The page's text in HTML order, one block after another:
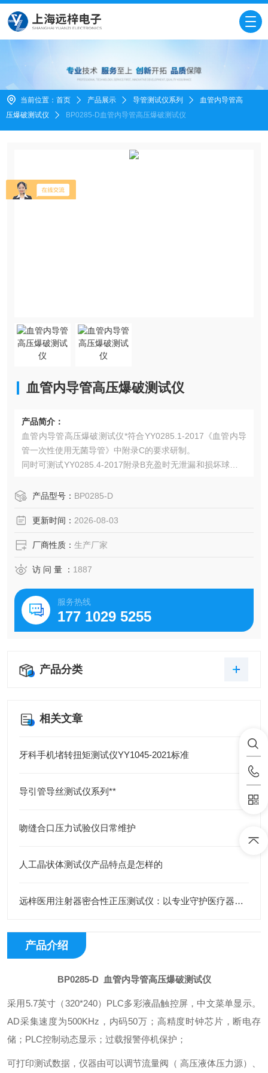
当前位置： 首页 产品展示 导管测试仪系列
血管内导管高
压爆破测试仪
BP0285-D血管内导管高压爆破测试仪
血管内导管高压爆破测试仪
产品简介：
血管内导管高压爆破测试仪*符合YY0285.1-2017《血管内导
管一次性使用无菌导管》中附录C的要求研制。
同时可测试YY0285.4-2017附录B充盈时无泄漏和损坏球囊疲
产品型号： BP0285-D
更新时间： 2026-08-03
厂商性质： 生产厂家
访 问 量 ： 1887
服务热线
177 1029 5255
产品分类
相关文章
牙科手机堵转扭矩测试仪YY1045-2021标准
导引管导丝测试仪系列**
吻缝合口压力试验仪日常维护
人工晶状体测试仪产品特点是怎样的
远梓医用注射器密合性正压测试仪：以专业守护医疗器械安全
产品介绍
BP0285-D 血管内导管高压爆破测试仪
采用 5.7英寸（320*240）PLC多彩液晶触控屏，中文菜单显示。
AD采集速度为500KHz，内码50万；高精度时钟芯片，断电存
储；PLC控制动态显示；过载报警停机保护；
可打印测试数据，仪器由可以调节流量阀（ 高压液体压力源）、